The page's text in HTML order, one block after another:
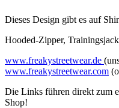
Dieses Design gibt es auf
Hooded-Zipper,
www.freakystreetwear.de
www.freakystreetwear.com
Die Links führen direkt zum
Shop!